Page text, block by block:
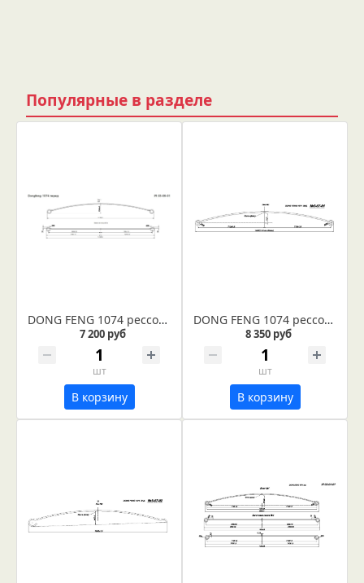
Популярные в разделе
DONG FENG 1074 рессора передняя лист №1 (коренной) (Арт. IR 03-06-01)
7 200 руб
шт
В корзину
DONG FENG 1074 рессора задняя лист №1 (Арт. IR 03-07-01)
8 350 руб
шт
В корзину